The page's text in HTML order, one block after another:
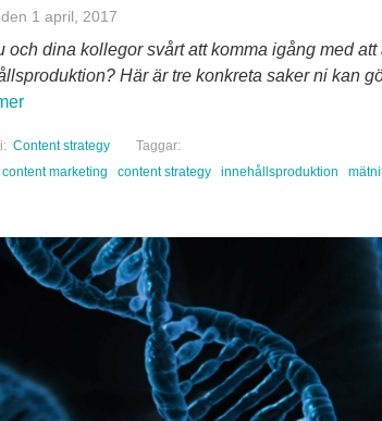
1 april, 2017
och dina kollegor svårt att komma igång med
Här är tre konkreta saker ni kan
Content strategy
Taggar:
content marketing content strategy innehållsproduktion